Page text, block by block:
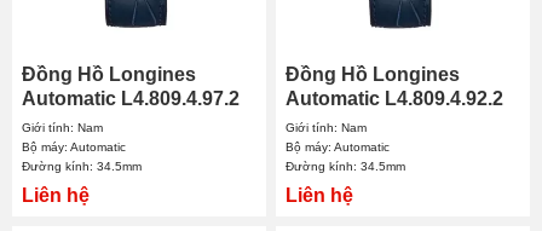
Đồng Hồ Longines
Automatic L4.809.4.97.2
34.5mm Nam
Giới tính: Nam
Bộ máy: Automatic
Đường kính: 34.5mm
Liên hệ
Đồng Hồ Longines
Automatic L4.809.4.92.2
34.5mm Nam
Giới tính: Nam
Bộ máy: Automatic
Đường kính: 34.5mm
Liên hệ